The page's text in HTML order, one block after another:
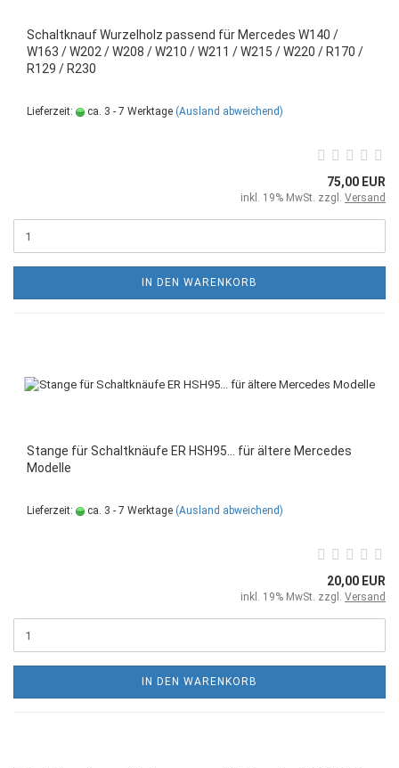
Schaltknauf Wurzelholz passend für Mercedes W140 /
W163 / W202 / W208 / W210 / W211 / W215 / W220 / R170 /
R129 / R230
Lieferzeit: ca. 3 - 7 Werktage (Ausland abweichend)
75,00 EUR
inkl. 19% MwSt. zzgl. Versand
IN DEN WARENKORB
Stange für Schaltknäufe ER HSH95... für ältere Mercedes
Modelle
Lieferzeit: ca. 3 - 7 Werktage (Ausland abweichend)
20,00 EUR
inkl. 19% MwSt. zzgl. Versand
IN DEN WARENKORB